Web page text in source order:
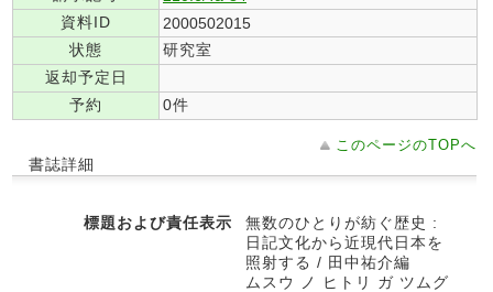
資料ID
2000502015
状態
研究室
返却予定日
予約
0件
このページのTOPへ
書誌詳細
標題および責任表示
無数のひとりが紡ぐ歴史 :
日記文化から近現代日本を
照射する / 田中祐介編
ムスウ ノ ヒトリ ガ ツムグ